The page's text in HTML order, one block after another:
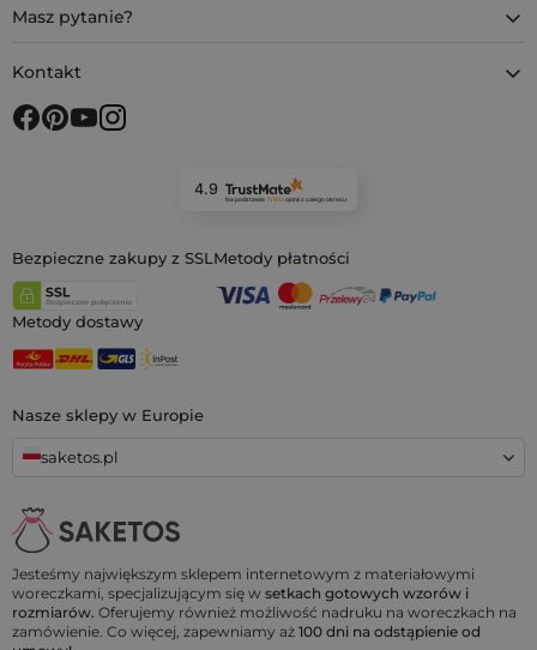
Jesteśmy największym sklepem internetowym z materiałowymi
woreczkami, specjalizującym się w setkach gotowych wzorów i
rozmiarów. Oferujemy również możliwość nadruku na woreczkach na
zamówienie. Co więcej, zapewniamy aż 100 dni na odstąpienie od
Nasze sklepy w Europie
saketos.pl
Masz pytanie?
Kontakt
4.9
Na podstawie 11 933opiniiz całego okresu
Bezpieczne zakupy z SSL Metody płatności
Metody dostawy